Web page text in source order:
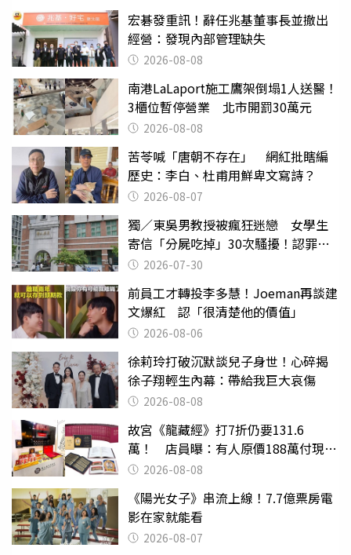
宏碁發重訊！辭任兆基董事長並撤出
經營：發現內部管理缺失
2026-08-08
南港LaLaport施工鷹架倒塌1人送醫！
3櫃位暫停營業 北市開罰30萬元
2026-08-08
苦苓喊「唐朝不存在」 網紅批瞎編
歷史：李白、杜甫用鮮卑文寫詩？
2026-08-07
獨／東吳男教授被瘋狂迷戀 女學生
寄信「分屍吃掉」30次騷擾！認罪免
關 2026-07-30
前員工才轉投李多慧！Joeman再談建
文爆紅 認「很清楚他的價值」
2026-08-06
徐莉玲打破沉默談兒子身世！心碎揭
徐子翔輕生內幕：帶給我巨大哀傷
2026-08-08
故宮《龍藏經》打7折仍要131.6
萬！ 店員曝：有人原價188萬付現購
買 2026-08-08
《陽光女子》串流上線！7.7億票房電
影在家就能看
2026-08-07